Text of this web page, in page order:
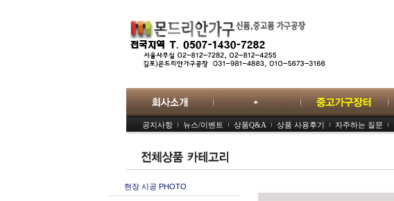
공지사항 뉴스/이벤트 상품Q&A 상품 사용후기 자주하는 질문
현장 시공 PHOTO